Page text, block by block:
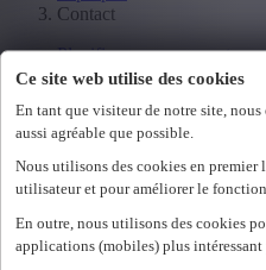
Ce site web utilise des cookies
En tant que visiteur de notre site,
aussi agréable que possible.
Nous utilisons des cookies en
utilisateur et pour améliorer le
En outre, nous utilisons des cookies
applications (mobiles) plus intéressant
Contact
Planifier un assessment
Feedback
Se connecter
nl
fr
nl